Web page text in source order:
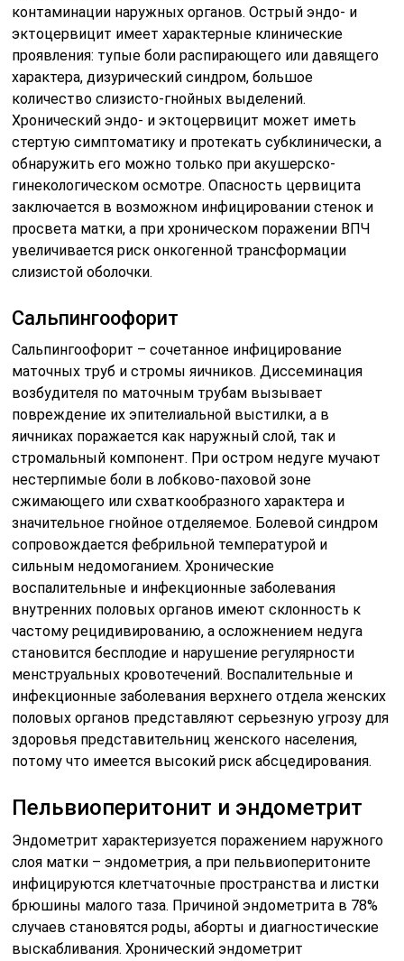
контаминации наружных органов. Острый эндо- и
эктоцервицит имеет характерные клинические
проявления: тупые боли распирающего или давящего
характера, дизурический синдром, большое
количество слизисто-гнойных выделений.
Хронический эндо- и эктоцервицит может иметь
стертую симптоматику и протекать субклинически, а
обнаружить его можно только при акушерско-
гинекологическом осмотре. Опасность цервицита
заключается в возможном инфицировании стенок и
просвета матки, а при хроническом поражении ВПЧ
увеличивается риск онкогенной трансформации
слизистой оболочки.
Сальпингоофорит
Сальпингоофорит – сочетанное инфицирование
маточных труб и стромы яичников. Диссеминация
возбудителя по маточным трубам вызывает
повреждение их эпителиальной выстилки, а в
яичниках поражается как наружный слой, так и
стромальный компонент. При остром недуге мучают
нестерпимые боли в лобково-паховой зоне
сжимающего или схваткообразного характера и
значительное гнойное отделяемое. Болевой синдром
сопровождается фебрильной температурой и
сильным недомоганием. Хронические
воспалительные и инфекционные заболевания
внутренних половых органов имеют склонность к
частому рецидивированию, а осложнением недуга
становится бесплодие и нарушение регулярности
менструальных кровотечений. Воспалительные и
инфекционные заболевания верхнего отдела женских
половых органов представляют серьезную угрозу для
здоровья представительниц женского населения,
потому что имеется высокий риск абсцедирования.
Пельвиоперитонит и эндометрит
Эндометрит характеризуется поражением наружного
слоя матки – эндометрия, а при пельвиоперитоните
инфицируются клетчаточные пространства и листки
брюшины малого таза. Причиной эндометрита в 78%
случаев становятся роды, аборты и диагностические
выскабливания. Хронический эндометрит